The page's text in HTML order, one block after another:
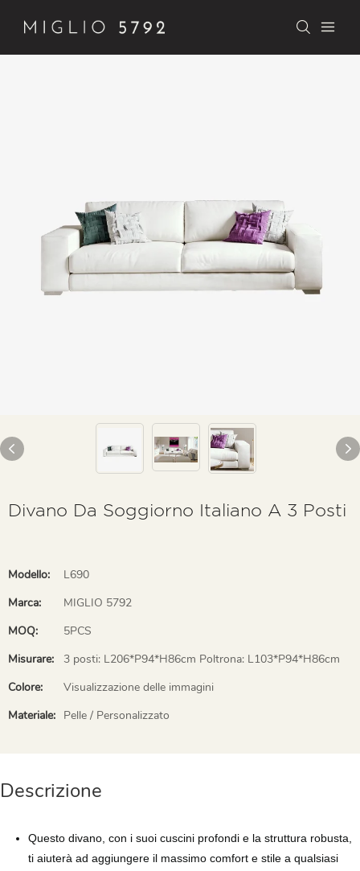
Divano Da Soggiorno Italiano A 3 Posti
Modello:
L690
Marca:
MIGLIO 5792
MOQ:
5PCS
Misurare:
3 posti: L206*P94*H86cm Poltrona: L103*P94*H86cm
Colore:
Visualizzazione delle immagini
Materiale: Pelle / Personalizzato
Descrizione
Questo divano, con i suoi cuscini profondi e la struttura robusta,
ti aiuterà ad aggiungere il massimo comfort e stile a qualsiasi